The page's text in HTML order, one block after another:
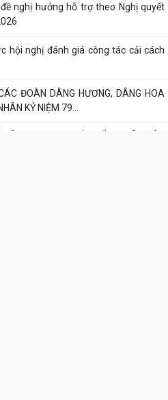
các quyết đinh về việc giao đất có
nghị hưởng hỗ trợ theo Nghị quyết
hội nghị đánh giá công tác cải cách